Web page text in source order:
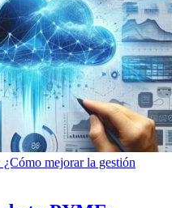
mejorar la gestión